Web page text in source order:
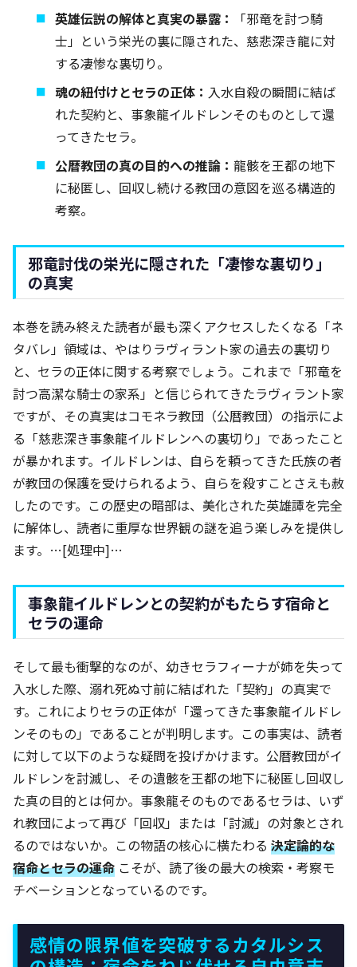
英雄伝説の解体と真実の暴露：
「邪竜を討つ騎
士」という栄光の裏に隠された、慈悲深き龍に対
する凄惨な裏切り。
魂の紐付けとセラの正体： 入水自殺の瞬間に結ば
れた契約と、事象龍イルドレンそのものとして還
ってきたセラ。
公暦教団の真の目的への推論：龍骸を王都の地下
に秘匿し、回収し続ける教団の意図を巡る構造的
考察。
邪竜討伐の栄光に隠された「凄惨な裏切り」
の真実
本巻を読み終えた読者が最も深くアクセスしたくなる「ネ
タバレ」領域は、やはりラヴィラント家の過去の裏切り
と、セラの正体に関する考察でしょう。これまで「邪竜を
討つ高潔な騎士の家系」と信じられてきたラヴィラント家
ですが、その真実はコモネラ教団（公暦教団）の指示によ
る「慈悲深き事象龍イルドレンへの裏切り」であったこと
が暴かれます。イルドレンは、自らを頼ってきた氏族の者
が教団の保護を受けられるよう、自らを殺すことさえも赦
したのです。この歴史の暗部は、美化された英雄譚を完全
に解体し、読者に重厚な世界観の謎を追う楽しみを提供し
ます。…[処理中]…
事象龍イルドレンとの契約がもたらす宿命と
セラの運命
そして最も衝撃的なのが、幼きセラフィーナが姉を失って
入水した際、溺れ死ぬ寸前に結ばれた「契約」の真実で
す。これによりセラの正体が「還ってきた事象龍イルドレ
ンそのもの」であることが判明します。この事実は、読者
に対して以下のような疑問を投げかけます。公暦教団がイ
ルドレンを討滅し、その遺骸を王都の地下に秘匿し回収し
た真の目的とは何か。事象龍そのものであるセラは、いず
れ教団によって再び「回収」または「討滅」の対象とされ
るのではないか。この物語の核心に横たわる 決定論的な
宿命とセラの運命 こそが、読了後の最大の検索・考察モ
チベーションとなっているのです。
感情の限界値を突破するカタルシス